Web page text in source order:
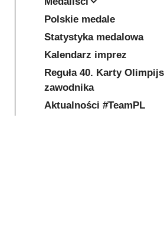
Polskie medale
Statystyka medalowa
Kalendarz imprez
Reguła 40. Karty
zawodnika
Aktualności #TeamPL